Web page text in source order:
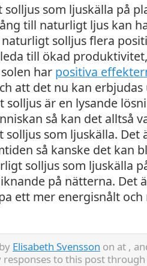
som ljuskälla på
till naturligt ljus kan
naturligt solljus flera
till ökad
har positiva
att det nu kan
solljus är en lysande
så kan det alltså
som ljuskälla. Det
så kanske det kan
solljus som ljuskälla
på nätterna. Det
ett mer energisnålt
Elisabeth Svensson on at ,
responses to this post through